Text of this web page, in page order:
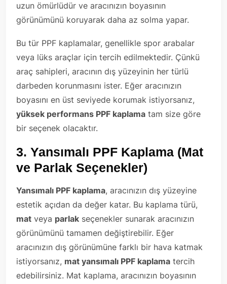
uzun ömürlüdür ve aracınızın boyasının
görünümünü koruyarak daha az solma yapar.
Bu tür PPF kaplamalar, genellikle spor arabalar
veya lüks araçlar için tercih edilmektedir. Çünkü
araç sahipleri, aracının dış yüzeyinin her türlü
darbeden korunmasını ister. Eğer aracınızın
boyasını en üst seviyede korumak istiyorsanız,
yüksek performans PPF kaplama tam size göre
bir seçenek olacaktır.
3. Yansımalı PPF Kaplama (Mat
ve Parlak Seçenekler)
Yansımalı PPF kaplama, aracınızın dış yüzeyine
estetik açıdan da değer katar. Bu kaplama türü,
mat veya parlak seçenekler sunarak aracınızın
görünümünü tamamen değiştirebilir. Eğer
aracınızın dış görünümüne farklı bir hava katmak
istiyorsanız, mat yansımalı PPF kaplama tercih
edebilirsiniz. Mat kaplama, aracınızın boyasının